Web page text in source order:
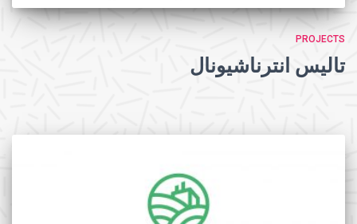
PROJECTS
تاليس انترناشيونال